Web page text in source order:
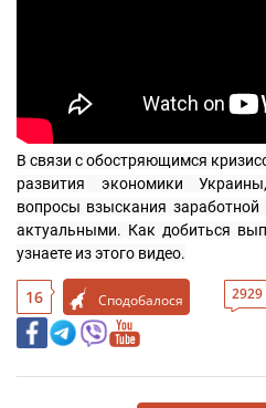
В связи с обостряющимся
развития экономики
вопросы взыскания заработной
актуальными. Как добиться
узнаете из этого видео.
16 Сподобалося 2929